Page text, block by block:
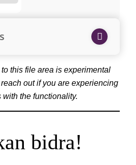
this file area is experimental
out if you are experiencing
with the functionality.
bidra!